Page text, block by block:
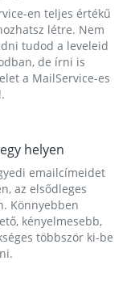
en teljes értékű
létre. Nem
tudod a leveleid
de írni is
a MailService-es
helyen
emailcímeidet
az elsődleges
Könnyebben
kényelmesebb,
többször ki-be